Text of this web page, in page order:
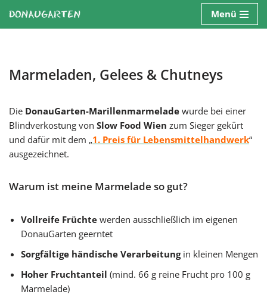
Zum
Menü
Marmeladen, Gelees & Chutneys
Die DonauGarten-Marillenmarmelade wurde bei einer
Blindverkostung von Slow Food Wien zum Sieger gekürt
und dafür mit dem „1. Preis für Lebensmittelhandwerk“
ausgezeichnet.
Warum ist meine Marmelade so gut?
Vollreife Früchte werden ausschließlich im eigenen
DonauGarten geerntet
Sorgfältige händische Verarbeitungin kleinen Mengen
Hoher Fruchtanteil (mind. 66 g reine Frucht pro 100 g
Marmelade)